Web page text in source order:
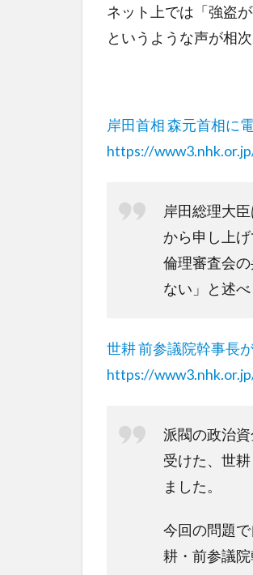
ネット上では「強盗
というような声が相
岸田首相 森元首相に
https://
岸田総理大
から申し上
倫理審査会
ない」と述べ
世耕 前参議院幹事長
https://
派閥の政治
受けた、世
ました。
今回の問題
耕・前参議院